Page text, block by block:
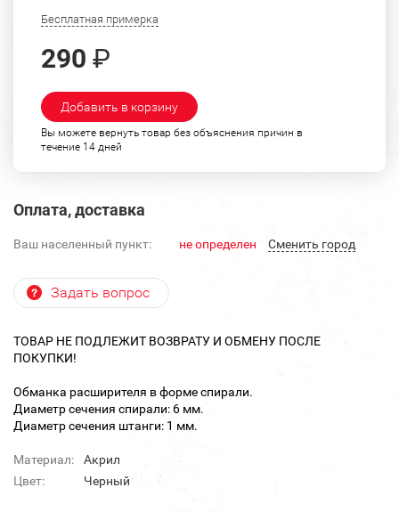
Бесплатная примерка
290 ₽
Добавить в корзину
Вы можете вернуть товар без объяснения причин в
течение 14 дней
Оплата, доставка
Ваш населенный пункт: не определен Cменить город
Задать вопрос
ТОВАР НЕ ПОДЛЕЖИТ ВОЗВРАТУ И ОБМЕНУ ПОСЛЕ
ПОКУПКИ!
Обманка расширителя в форме спирали.
Диаметр сечения спирали: 6 мм.
Диаметр сечения штанги: 1 мм.
Материал:
Акрил
Цвет:
Черный